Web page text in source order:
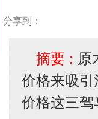
分享到：
摘要 : 原
价格来吸
价格这三驾